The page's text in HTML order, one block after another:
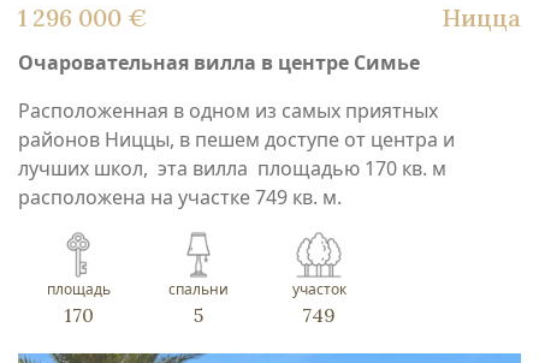
1 296 000 € Ницца
Очаровательная вилла в центре Симье
Расположенная в одном из самых приятных
районов Ниццы, в пешем доступе от центра и
лучших школ, эта вилла площадью 170 кв. м
расположена на участке 749 кв. м.
площадь
170
спальни
5
участок
749